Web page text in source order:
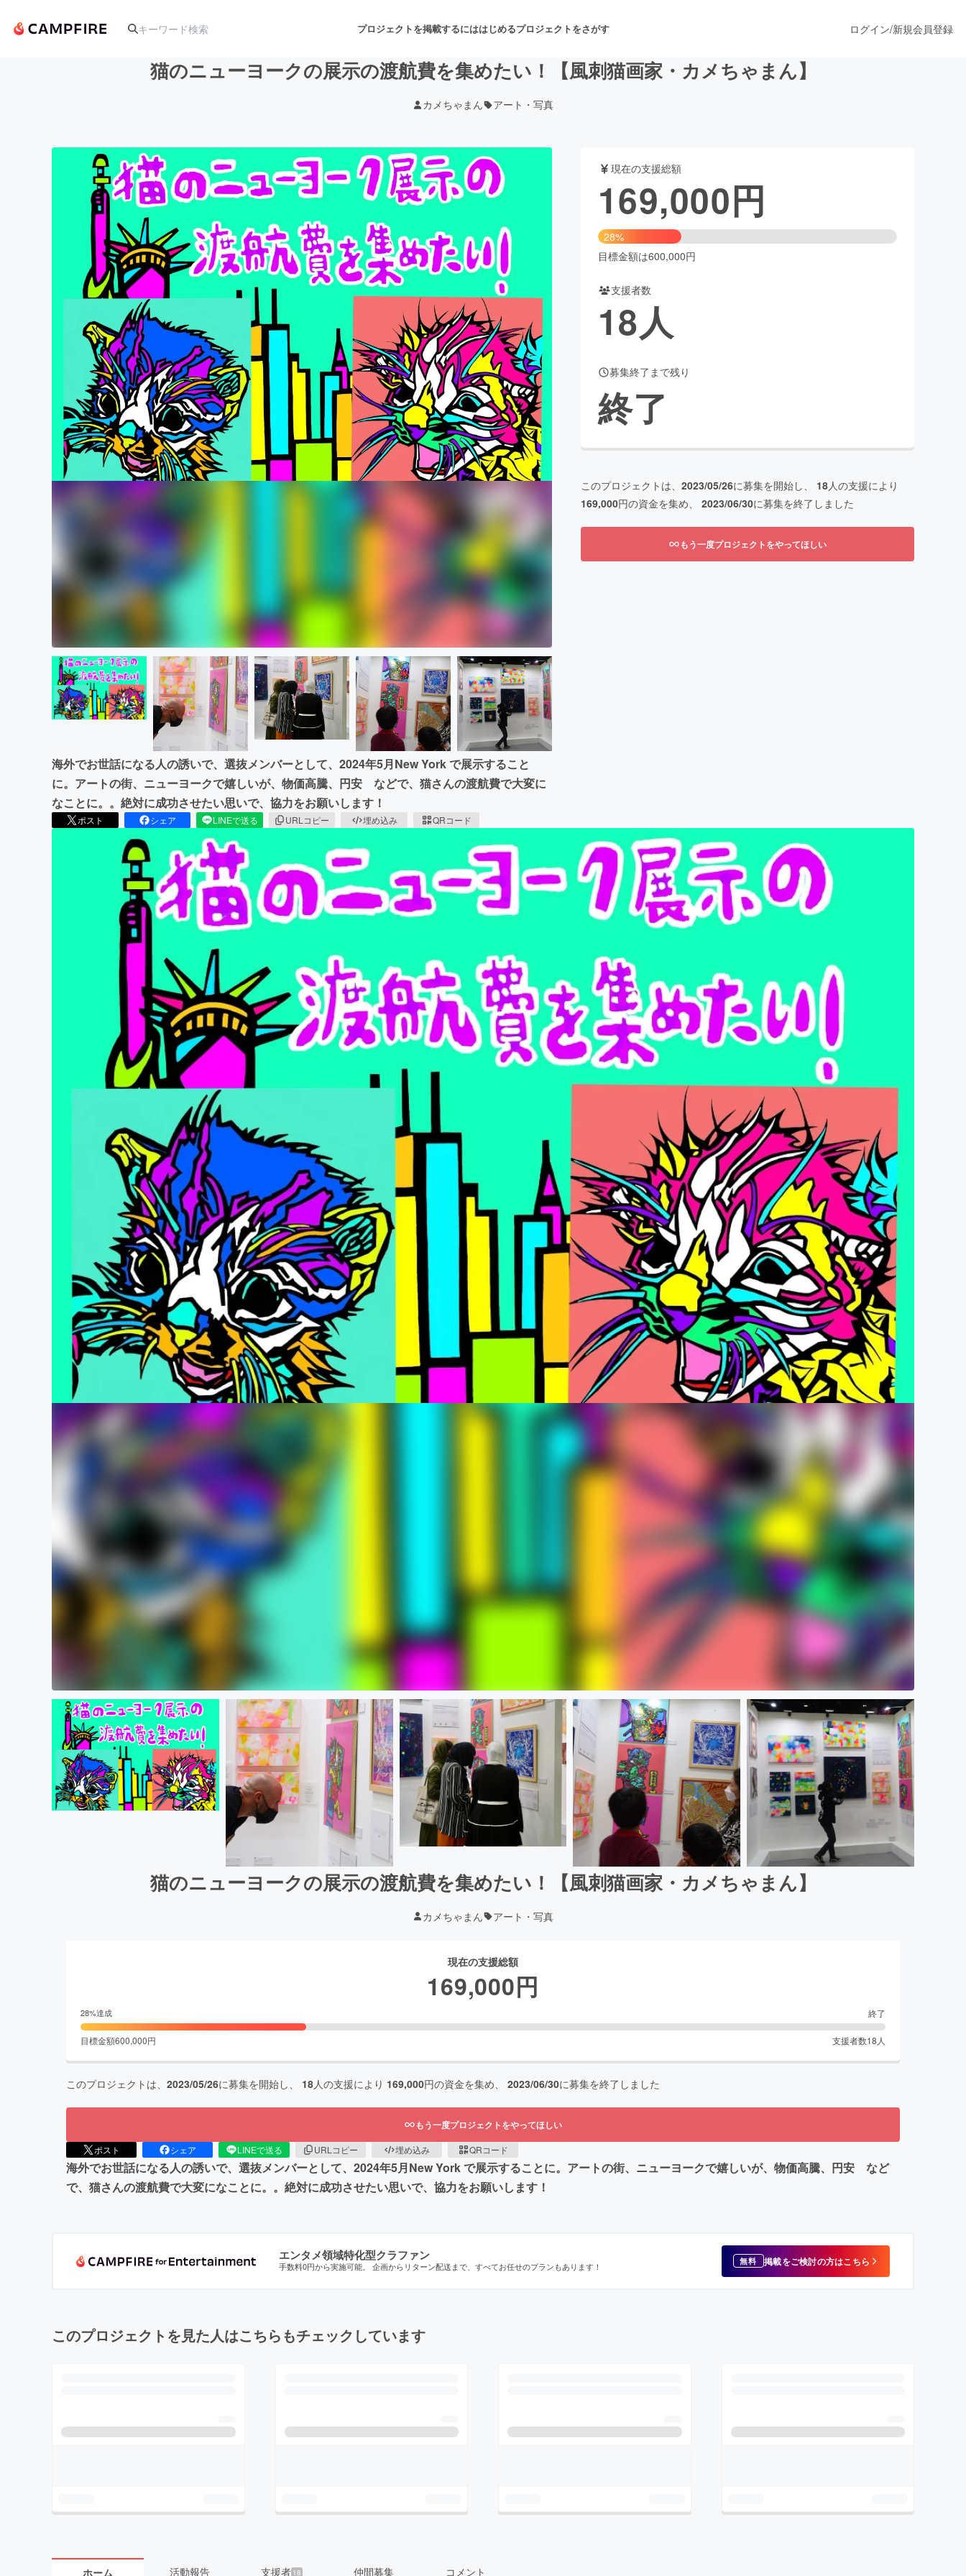
プロジェクトを掲載するにははじめるプロジェクトをさがす
アート・写真 音楽 舞台・パフォーマンス
テクノロジー・ガジェット ファッション
映像・映画 書籍・雑誌出版
ビジネス・起業 チャレンジ ビューティー・ヘルスケア
まちづくり・地域活性化
CAMPFIRE for Social GoodCAMPFIRE Creation
CAMPFIREふるさと納税machi-yaコミュニティ
ログイン/新規会員登録
猫のニューヨークの展示の渡航費を集めたい！【風刺猫画家・カメちゃまん】
カメちゃまん アート・写真
海外でお世話になる人の誘いで、選抜メンバーとして、2024年5月New York で展示すること
に。アートの街、ニューヨークで嬉しいが、物価高騰、円安 などで、猫さんの渡航費で大変に
なことに。。絶対に成功させたい思いで、協力をお願いします！
ポスト シェア LINEで送る URLコピー 埋め込み QRコード
現在の支援総額
169,000円
28%
目標金額は600,000円
支援者数
18人
募集終了まで残り
終了
このプロジェクトは、 2023/05/26に募集を開始し、 18人の支援により
169,000円の資金を集め、 2023/06/30に募集を終了しました
もう一度プロジェクトをやってほしい
猫のニューヨークの展示の渡航費を集めたい！【風刺猫画家・カメちゃまん】
カメちゃまん アート・写真
現在の支援総額
169,000円
28%達成 終了
目標金額600,000円 支援者数18 人
このプロジェクトは、 2023/05/26に募集を開始し、 18人の支援により 169,000円の資金を集め、 2023/06/30に募集を終了しました
もう一度プロジェクトをやってほしい
ポスト シェア LINEで送る URLコピー 埋め込み QRコード
海外でお世話になる人の誘いで、選抜メンバーとして、2024年5月New York で展示することに。アートの街、ニューヨークで嬉しいが、物価高騰、円安 など
で、猫さんの渡航費で大変になことに。。絶対に成功させたい思いで、協力をお願いします！
エンタメ領域特化型クラファン
手数料0円から実施可能。 企画からリターン配送まで、すべてお任せのプランもあります！ 無料 掲載をご検討の方はこちら
このプロジェクトを見た人はこちらもチェックしています
ホーム 活動報告 支援者 18 仲間募集 コメント